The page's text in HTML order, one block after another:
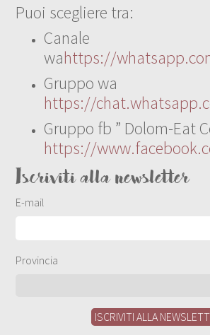
Puoi scegliere tra:
Canale
wahttps://
Gruppo wa
https://
Gruppo fb ” Dolom-Eat
https://
Iscriviti alla newsletter
E-mail
Provincia